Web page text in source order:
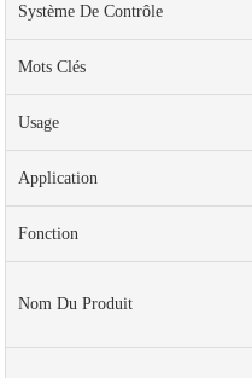
Système De Contrôle
Mots Clés
Usage
Application
Fonction
Nom Du Produit